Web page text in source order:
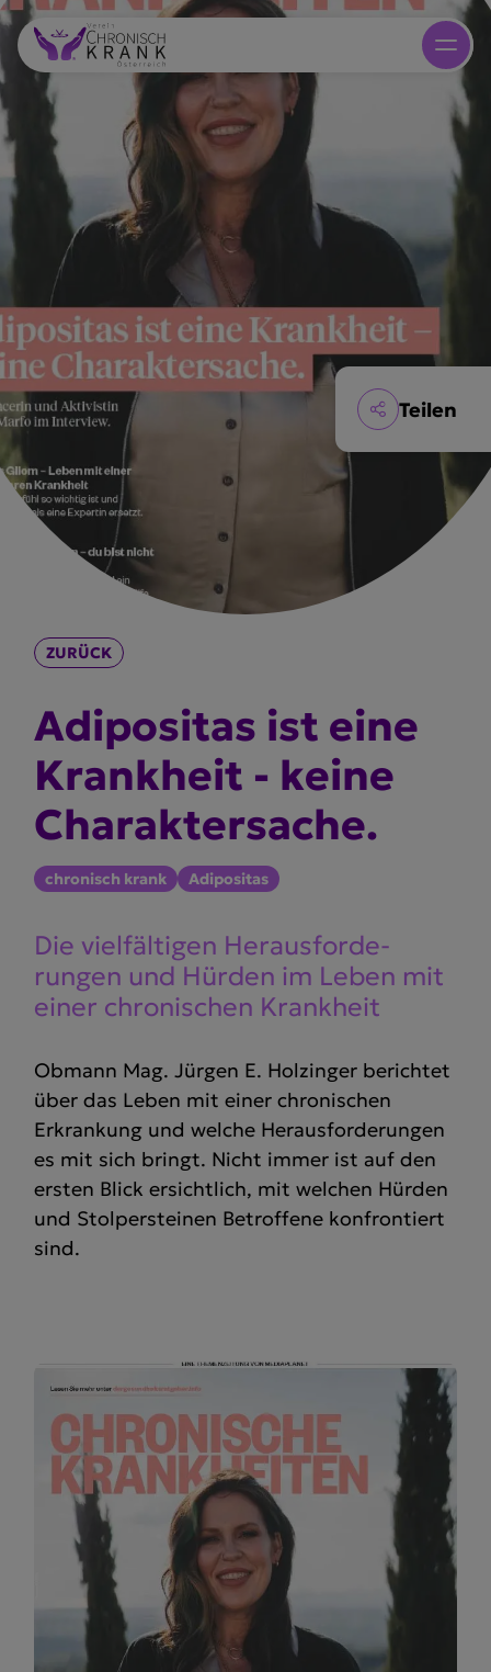
ZURÜCK
Adipo­sitas ist eine
Krankheit - keine
Charak­ter­sache.
chronisch krank Adipositas
Die vielfäl­tigen Heraus­for­de­
rungen und Hürden im Leben mit
einer chroni­schen Krankheit
Obmann Mag. Jürgen E. Holzinger berichtet
über das Leben mit einer chronischen
Erkrankung und welche Herausforderungen
es mit sich bringt. Nicht immer ist auf den
ersten Blick ersichtlich, mit welchen Hürden
und Stolpersteinen Betroffene konfrontiert
sind.
Teilen